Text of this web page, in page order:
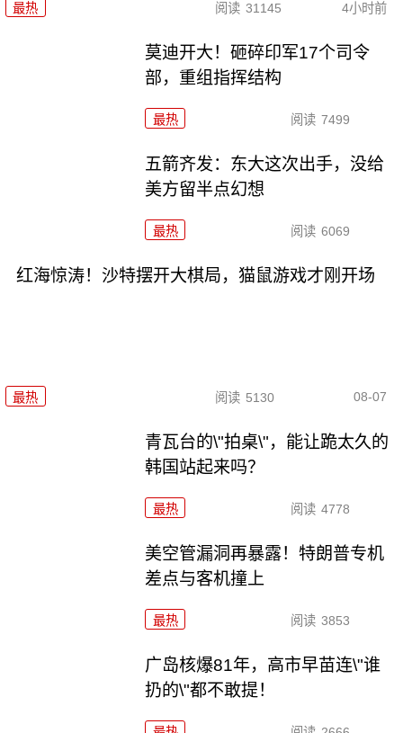
最热 阅读 31145 4小时前
莫迪开大！砸碎印军17个司令
部，重组指挥结构
最热 阅读 7499
五箭齐发：东大这次出手，没给
美方留半点幻想
最热 阅读 6069
红海惊涛！沙特摆开大棋局，猫鼠游戏才刚开场
最热 阅读 5130 08-07
青瓦台的\"拍桌\"，能让跪太久的
韩国站起来吗？
最热 阅读 4778
美空管漏洞再暴露！特朗普专机
差点与客机撞上
最热 阅读 3853
广岛核爆81年，高市早苗连\"谁
扔的\"都不敢提！